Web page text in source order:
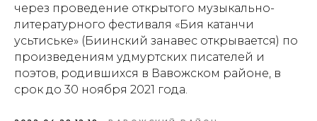
через проведение открытого музыкально-
литературного фестиваля «Бия катанчи
усьтиське» (Биинский занавес открывается) по
произведениям удмуртских писателей и
поэтов, родившихся в Вавожском районе, в
срок до 30 ноября 2021 года.